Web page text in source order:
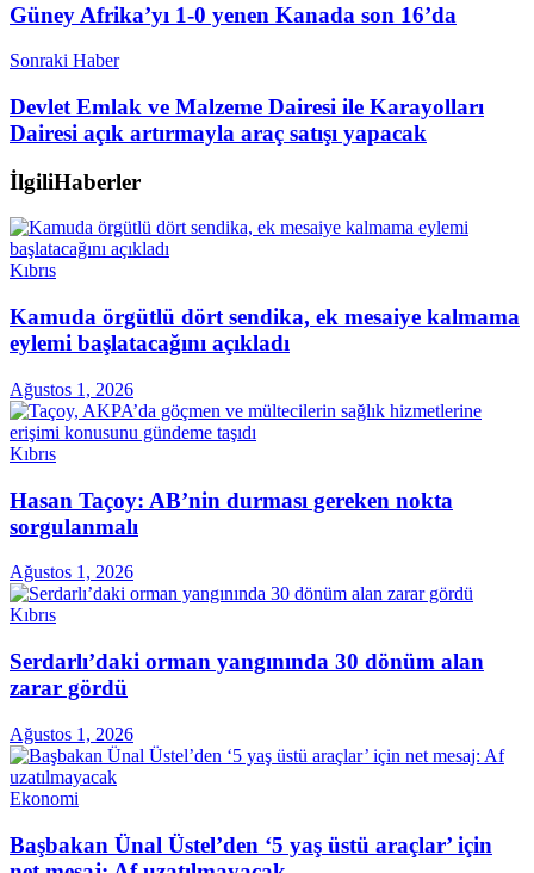
Güney Afrika’yı 1-0 yenen Kanada son 16’da
Sonraki Haber
Devlet Emlak ve Malzeme Dairesi ile Karayolları
Dairesi açık artırmayla araç satışı yapacak
İlgiliHaberler
Kıbrıs
Kamuda örgütlü dört sendika, ek mesaiye kalmama
eylemi başlatacağını açıkladı
Ağustos 1, 2026
Kıbrıs
Hasan Taçoy: AB’nin durması gereken nokta
sorgulanmalı
Ağustos 1, 2026
Kıbrıs
Serdarlı’daki orman yangınında 30 dönüm alan
zarar gördü
Ağustos 1, 2026
Ekonomi
Başbakan Ünal Üstel’den ‘5 yaş üstü araçlar’ için